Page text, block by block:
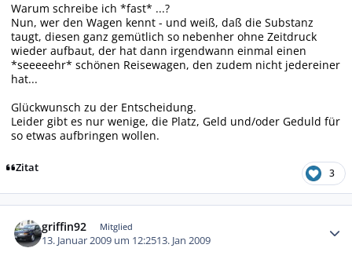
Warum schreibe ich *fast* ...?
Nun, wer den Wagen kennt - und weiß, daß die Substanz
taugt, diesen ganz gemütlich so nebenher ohne Zeitdruck
wieder aufbaut, der hat dann irgendwann einmal einen
*seeeeehr* schönen Reisewagen, den zudem nicht jedereiner
hat...
Glückwunsch zu der Entscheidung.
Leider gibt es nur wenige, die Platz, Geld und/oder Geduld für
so etwas aufbringen wollen.
Zitat 3
griffin92 Mitglied
13. Januar 2009 um 12:2513. Jan 2009